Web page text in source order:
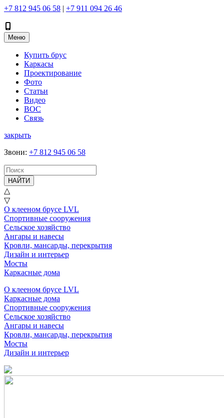
+7 812 945 06 58 | +7 911 094 26 46
Меню
Купить брус
Каркасы
Проектирование
Фото
Статьи
Видео
ВОС
Связь
закрыть
Звони: +7 812 945 06 58
НАЙТИ
△
▽
О клееном брусе LVL
Спортивные сооружения
Сельское хозяйство
Ангары и навесы
Кровли, мансарды, перекрытия
Дизайн и интерьер
Мосты
Каркасные дома
О клееном брусе LVL
Каркасные дома
Спортивные сооружения
Сельское хозяйство
Ангары и навесы
Кровли, мансарды, перекрытия
Мосты
Дизайн и интерьер